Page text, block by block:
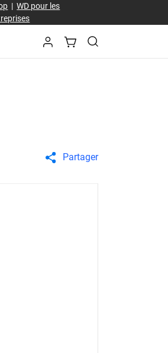
|WD pour les
Partager